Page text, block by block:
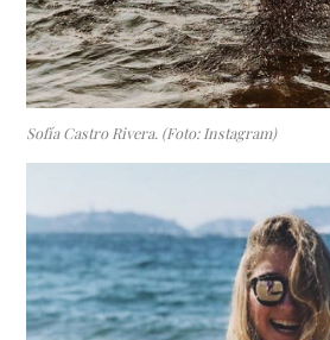
Sofía Castro Rivera. (Foto: Instagram)